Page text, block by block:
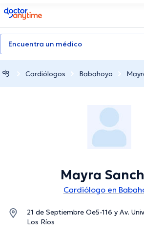
doctoranytime
Encuentra un médico
Cardiólogos Babahoyo
Mayra
Cardiólogo en
21 de Septiembre Oe5-116 y Av.
Los Ríos